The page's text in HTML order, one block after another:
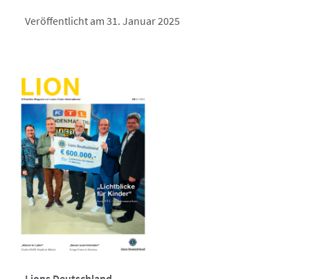
Veröffentlicht am 31. Januar 2025